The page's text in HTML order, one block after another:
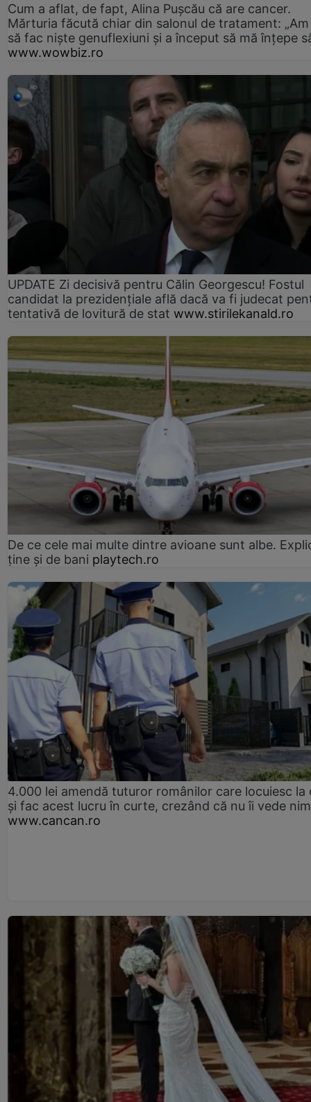
Cum a aflat, de fapt, Alina Pușcău că are cancer.
Mărturia făcută chiar din salonul de tratament:
să fac niște genuflexiuni și a început să mă înțepe
www.wowbiz.ro
UPDATE Zi decisivă pentru Călin Georgescu! Fostul
candidat la prezidențiale află dacă va fi judecat
tentativă de lovitură de stat www.stirilekanald.ro
De ce cele mai multe dintre avioane sunt albe.
ține și de bani playtech.ro
4.000 lei amendă tuturor românilor care locuiesc la
și fac acest lucru în curte, crezând că nu îi vede
www.cancan.ro